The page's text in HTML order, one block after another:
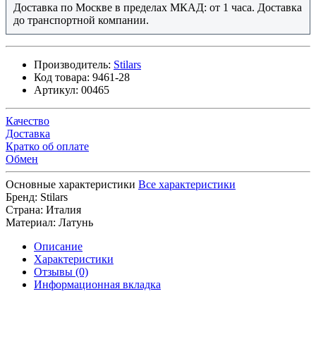
Доставка по Москве в пределах МКАД: от 1 часа. Доставка
до транспортной компании.
Производитель: Stilars
Код товара: 9461-28
Артикул: 00465
Качество
Доставка
Кратко об оплате
Обмен
Основные характеристики Все характеристики
Бренд: Stilars
Страна: Италия
Материал: Латунь
Описание
Характеристики
Отзывы (0)
Информационная вкладка